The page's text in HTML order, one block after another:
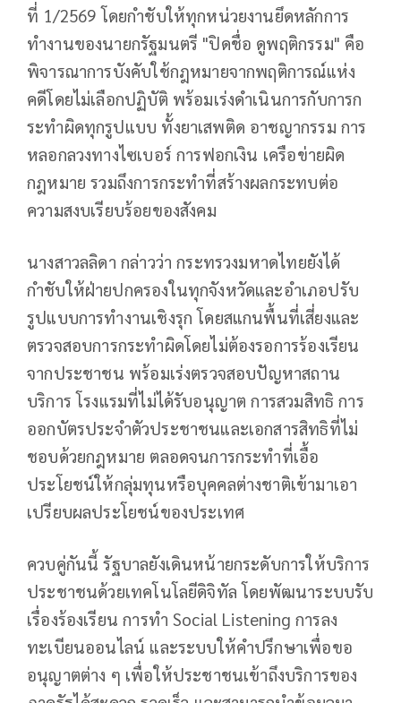
ที่ 1/2569 โดยกำชับให้ทุกหน่วยงานยึดหลักการ
ทำงานของนายกรัฐมนตรี "ปิดชื่อ ดูพฤติกรรม" คือ
พิจารณาการบังคับใช้กฎหมายจากพฤติการณ์แห่ง
คดีโดยไม่เลือกปฏิบัติ พร้อมเร่งดำเนินการกับการก
ระทำผิดทุกรูปแบบ ทั้งยาเสพติด อาชญากรรม การ
หลอกลวงทางไซเบอร์ การฟอกเงิน เครือข่ายผิด
กฎหมาย รวมถึงการกระทำที่สร้างผลกระทบต่อ
ความสงบเรียบร้อยของสังคม
นางสาวลลิดา กล่าวว่า กระทรวงมหาดไทยยังได้
กำชับให้ฝ่ายปกครองในทุกจังหวัดและอำเภอปรับ
รูปแบบการทำงานเชิงรุก โดยสแกนพื้นที่เสี่ยงและ
ตรวจสอบการกระทำผิดโดยไม่ต้องรอการร้องเรียน
จากประชาชน พร้อมเร่งตรวจสอบปัญหาสถาน
บริการ โรงแรมที่ไม่ได้รับอนุญาต การสวมสิทธิ การ
ออกบัตรประจำตัวประชาชนและเอกสารสิทธิที่ไม่
ชอบด้วยกฎหมาย ตลอดจนการกระทำที่เอื้อ
ประโยชน์ให้กลุ่มทุนหรือบุคคลต่างชาติเข้ามาเอา
เปรียบผลประโยชน์ของประเทศ
ควบคู่กันนี้ รัฐบาลยังเดินหน้ายกระดับการให้บริการ
ประชาชนด้วยเทคโนโลยีดิจิทัล โดยพัฒนาระบบรับ
เรื่องร้องเรียน การทำ Social Listening การลง
ทะเบียนออนไลน์ และระบบให้คำปรึกษาเพื่อขอ
อนุญาตต่าง ๆ เพื่อให้ประชาชนเข้าถึงบริการของ